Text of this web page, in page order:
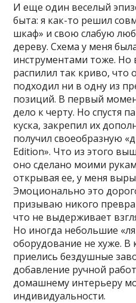
И еще один веселый
быта: я как-то решил
шкаф» и свою слабую
дереву. Схема у меня
инструментами тоже. Но
распилил так криво, что
подходил ни в одну из
позиций. В первый
дело к черту. Но спустя
куска, закрепил их
получил своеобразную
Edition». Что из этого
оно сделано моими
открывая ее, у меня
Эмоционально это
призываю никого
что не выдерживает
Но иногда небольшие
оборудование не хуже.
приелись бездушные
добавление ручной
домашнему интерьеру
индивидуальности.